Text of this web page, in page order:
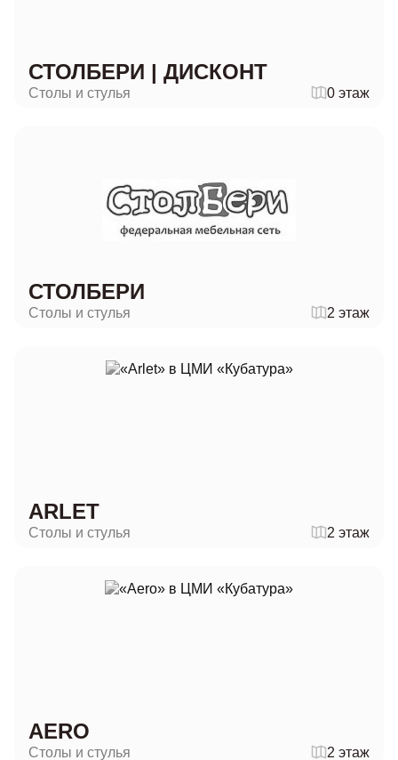
СТОЛБЕРИ | ДИСКОНТ
Столы и стулья 0 этаж
СТОЛБЕРИ
Столы и стулья 2 этаж
ARLET
Столы и стулья 2 этаж
AERO
Столы и стулья 2 этаж